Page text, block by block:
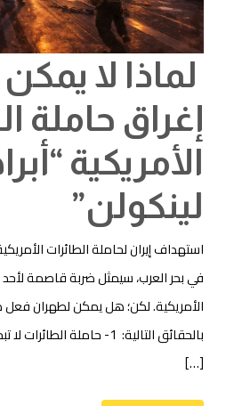
لماذا لا يمكن
إغراق حاملة
الأمريكية
لينكولن”
استهداف إيران لحاملة الطائرات
في بحر العرب، سيمثل ضربة قاصمة
الأمريكية. لكن؛ هل يمكن لطهران
بالحقائق التالية: 1- حاملة
[…]